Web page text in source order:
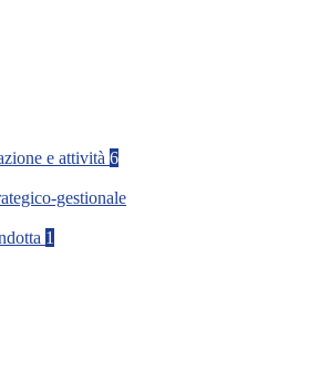
e attività 6
gestionale
1